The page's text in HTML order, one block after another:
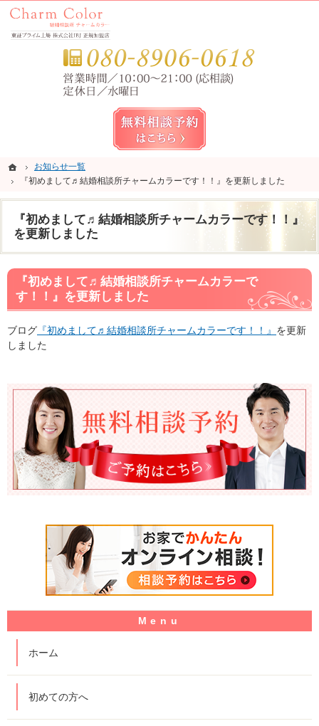
ホーム
お知らせ一覧
『初めまして♬結婚相談所チャームカラーです！！』を更新しました
『初めまして♬結婚相談所チャームカラーです！！』
を更新しました
錦糸町・亀戸・平井の結婚相談所なら当相談所へ。
錦糸町・亀戸・平井の結婚相談所なら短期成婚を目指すCharm Color (チャームカラー)
『初めまして♬結婚相談所チャームカラーで
す！！』を更新しました
ブログ 『初めまして♬結婚相談所チャームカラーです！！』 を更新
しました
ホーム
初めての方へ
ホーム
お知らせ一覧
『初めまして♬結婚相談所チャームカラーです！！』を更新しました